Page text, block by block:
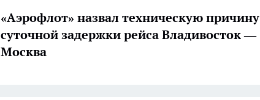
«Аэрофлот» назвал техническую причину
суточной задержки рейса Владивосток —
Москва